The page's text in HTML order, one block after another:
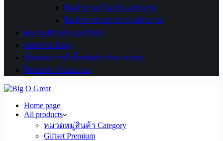
สินค้าราคาไม่เกิน 400 บาท
สินค้าราคามากกว่า 400 บาท
ผลงานตัวอย่าง portfolio
บทความ Blog
ขั้นตอนการสั่งซื้อสินค้า How to buy
ติดต่อเรา Contact us
Home page
All products
หมวดหมู่สินค้า Category
Giftset Premium